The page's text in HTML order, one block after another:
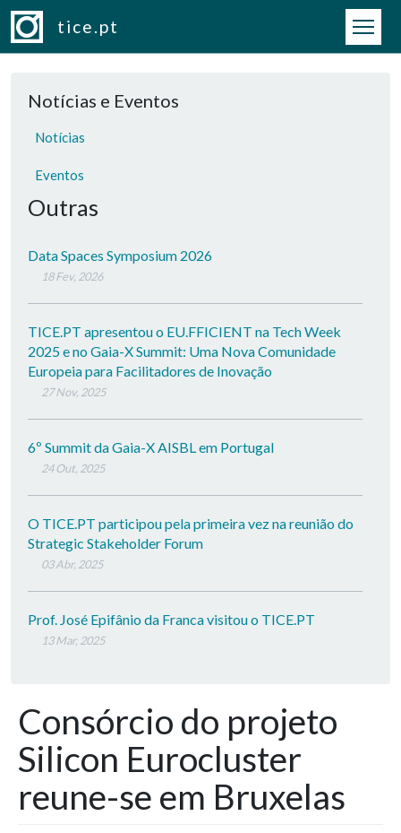
Passar para o conteúdo principal
tice.pt
Notícias e Eventos
Notícias
Eventos
Outras
Data Spaces Symposium 2026
18 Fev, 2026
TICE.PT apresentou o EU.FFICIENT na Tech Week
2025 e no Gaia-X Summit: Uma Nova Comunidade
Europeia para Facilitadores de Inovação
27 Nov, 2025
6º Summit da Gaia-X AISBL em Portugal
24 Out, 2025
O TICE.PT participou pela primeira vez na reunião do
Strategic Stakeholder Forum
03 Abr, 2025
Prof. José Epifânio da Franca visitou o TICE.PT
13 Mar, 2025
Consórcio do projeto
Silicon Eurocluster
reune-se em Bruxelas